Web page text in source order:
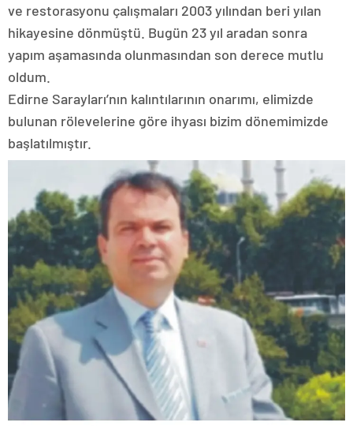
ve restorasyonu çalışmaları 2003 yılından beri yılan
hikayesine dönmüştü. Bugün 23 yıl aradan sonra
yapım aşamasında olunmasından son derece mutlu
oldum.
Edirne Sarayları’nın kalıntılarının onarımı, elimizde
bulunan rölevelerine göre ihyası bizim dönemimizde
başlatılmıştır.